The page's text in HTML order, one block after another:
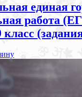
единая
работа
класс